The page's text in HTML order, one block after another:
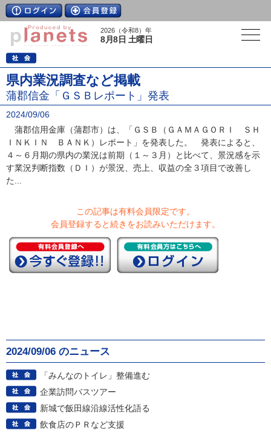
2026（令和8）年
8月8日 土曜日
県内業況調査など掲載
蒲郡信金「ＧＳＢレポート」発表
2024/09/06
蒲郡信用金庫（蒲郡市）は、「ＧＳＢ（ＧＡＭＡＧＯＲＩ ＳＨ
ＩＮＫＩＮ ＢＡＮＫ）レポート」を発表した。 発表によると、
４～６月期の県内の業況は前期（１～３月）と比べて、景況感を示
す業況判断指数（ＤＩ）が景況、売上、収益の全３項目で改善し
た...
この記事は有料会員限定です。
会員登録すると続きをお読みいただけます。
2024/09/06 のニュース
「みんなのトイレ」整備進む
企業訪問バスツアー
新城で飯田線沿線活性化語る
飲食店のＰＲなど支援